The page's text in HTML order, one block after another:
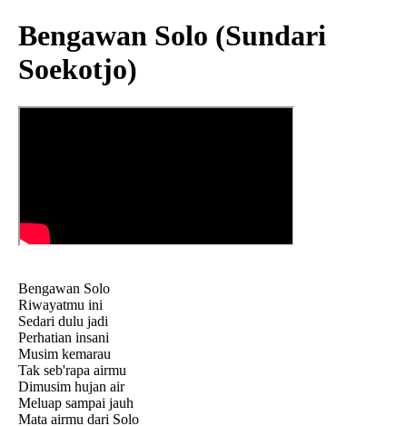
Bengawan Solo (Sundari
Soekotjo)
Bengawan Solo
Riwayatmu ini
Sedari dulu jadi
Perhatian insani
Musim kemarau
Tak seb'rapa airmu
Dimusim hujan air
Meluap sampai jauh
Mata airmu dari Solo